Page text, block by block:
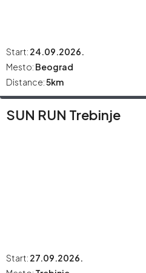
Start: 24.09.2026.
Mesto: Beograd
Distance:5km
SUN RUN Trebinje
Start: 27.09.2026.